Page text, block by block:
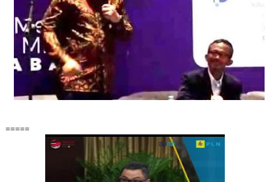
=====